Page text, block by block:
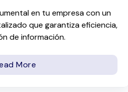
en tu empresa con un
que garantiza eficiencia,
de información.
More